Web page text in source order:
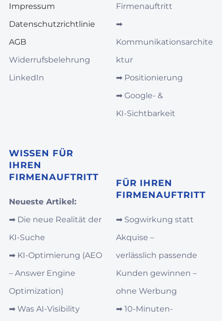
Impressum
Datenschutzrichtlinie
AGB
Widerrufsbelehrung
LinkedIn
WISSEN FÜR
IHREN
FIRMENAUFTRITT
Neueste Artikel:
➡︎ Die neue Realität der
KI-Suche
➡︎ KI‑Optimierung (AEO
– Answer Engine
Optimization)
➡︎ Was AI‑Visibility
Firmenauftritt
➡︎
Kommunikationsarchite
ktur
➡︎ Positionierung
➡︎ Google‑ &
KI‑Sichtbarkeit
FÜR IHREN
FIRMENAUFTRITT
➡︎ Sogwirkung statt
Akquise –
verlässlich passende
Kunden gewinnen –
ohne Werbung
➡︎ 10-Minuten-